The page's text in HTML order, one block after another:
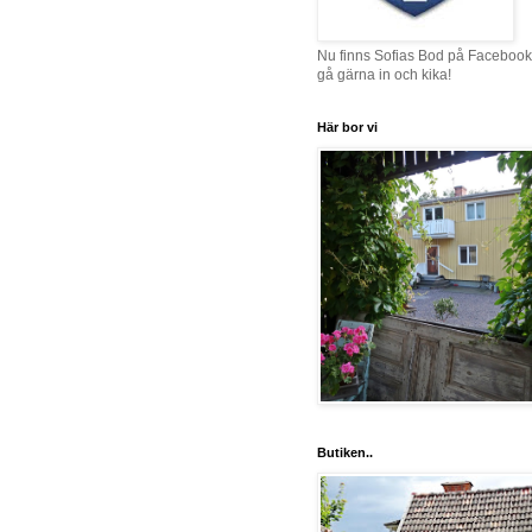
Nu finns Sofias Bod på
gå gärna in och kika!
Här bor vi
Butiken..